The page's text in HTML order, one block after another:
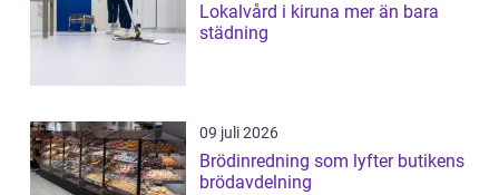
Lokalvård i kiruna mer än bara
städning
09 juli 2026
Brödinredning som lyfter butikens
brödavdelning